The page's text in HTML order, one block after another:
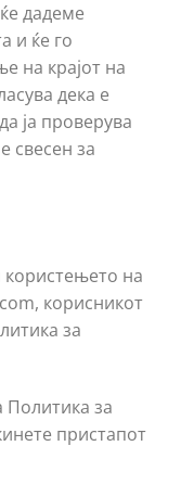
дадеме
и ќе го
на крајот на
дека е
ја проверува
свесен за
на
корисникот
за
Политика за
пристапот